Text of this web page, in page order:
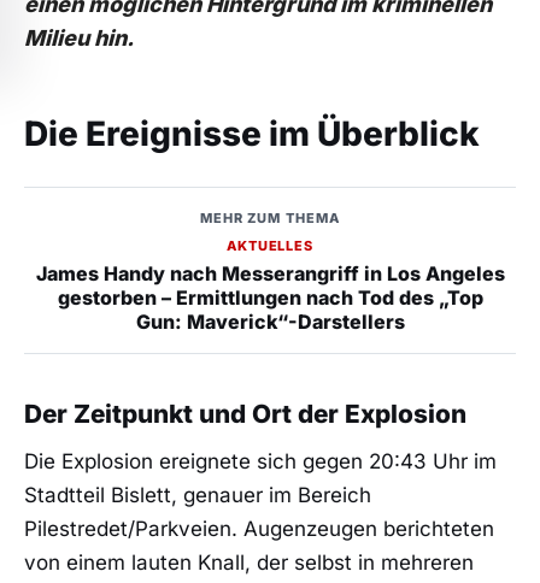
Milieu hin.
Die Ereignisse im Überblick
MEHR ZUM THEMA
AKTUELLES
James Handy nach Messerangriff in Los Angeles
gestorben – Ermittlungen nach Tod des „Top
Gun: Maverick“-Darstellers
Der Zeitpunkt und Ort der Explosion
Die Explosion ereignete sich gegen 20:43 Uhr im
Stadtteil Bislett, genauer im Bereich
Pilestredet/Parkveien. Augenzeugen berichteten
von einem lauten Knall, der selbst in mehreren